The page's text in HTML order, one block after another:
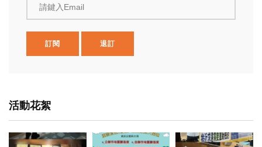
請鍵入Email
訂閱 退訂
活動花絮